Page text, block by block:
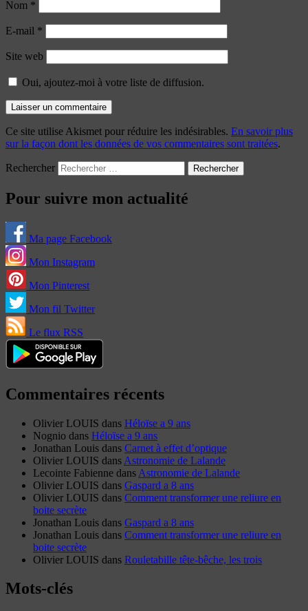
Nom *
E-mail *
Site web
Oui, ajoutez-moi à votre liste de diffusion.
Ce site utilise Akismet pour réduire les indésirables. En savoir plus
sur la façon dont les données de vos commentaires sont traitées.
Rechercher
Pour suivre mon actualité
Ma page Facebook
Mon Instagram
Mon Pinterest
Mon fil Twitter
Le flux RSS
Commentaires récents
Olivier LOUIS dans Héloïse a 9 ans
Nognio dans Héloïse a 9 ans
Jonathan Louis dans Carnet à effet d’optique
Olivier LOUIS dans Astronomie de Lalande
Lecointe Fabienne dans Astronomie de Lalande
Olivier LOUIS dans Gaspard a 8 ans
Olivier LOUIS dans Comment transformer une reliure en
boite secrète
Jonathan Louis dans Gaspard a 8 ans
Jonathan Louis dans Comment transformer une reliure en
boite secrète
Olivier LOUIS dans Rouletabille tête-bêche, les trois
Mots-clés